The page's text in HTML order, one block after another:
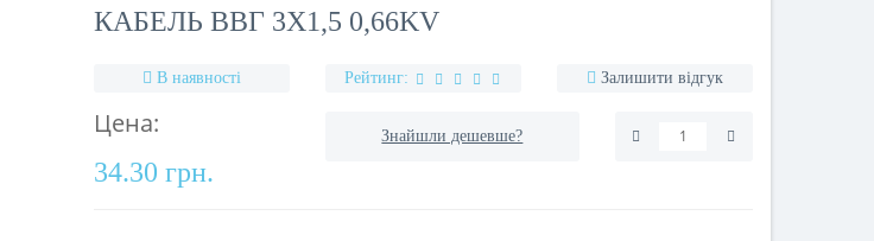
КАБЕЛЬ ВВГ 3Х1,5 0,66KV
В наявності Рейтинг: Залишити відгук
Цена:
34.30 грн.
Знайшли дешевше?